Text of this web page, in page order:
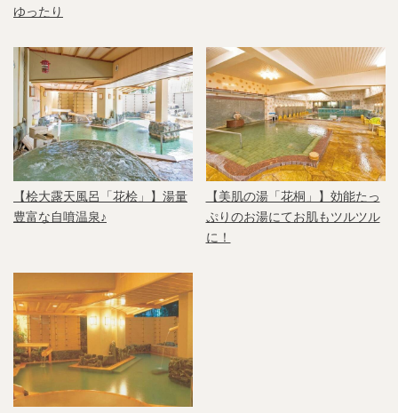
ゆったり
【桧大露天風呂「花桧」】湯量
豊富な自噴温泉♪
【美肌の湯「花桐」】効能たっ
ぷりのお湯にてお肌もツルツル
に！